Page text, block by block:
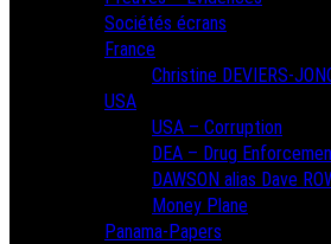
Sociétés écrans
France
Christine DEVIERS-
USA
USA – Corruption
DEA – Drug
DAWSON alias Dave
Money Plane
Panama-Papers